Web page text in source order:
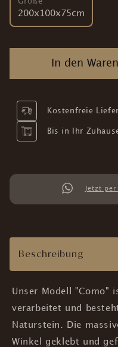
200x100x75cm
In den
Kostenfreie
Bis in Ihr
Jetzt
Beschreibung
Unser Modell "Como"
verarbeitet und
Naturstein. Die
Winkel geklebt und